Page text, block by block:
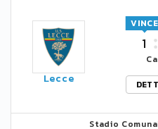
Lecce
1
VINCE
Stadio